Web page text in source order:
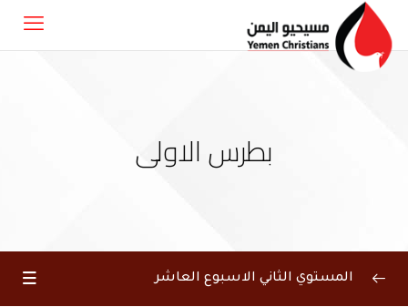
بطرس الاولى
المستوي الثاني الاسبوع العاشر